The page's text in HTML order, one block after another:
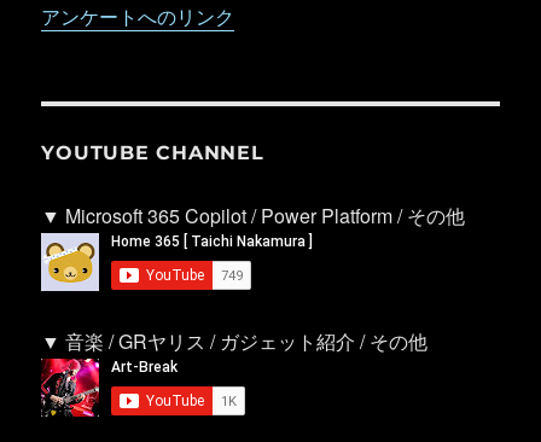
アンケートへのリンク
YOUTUBE CHANNEL
▼ Microsoft 365 Copilot / Power Platform / その他
▼ 音楽 / GRヤリス / ガジェット紹介 / その他